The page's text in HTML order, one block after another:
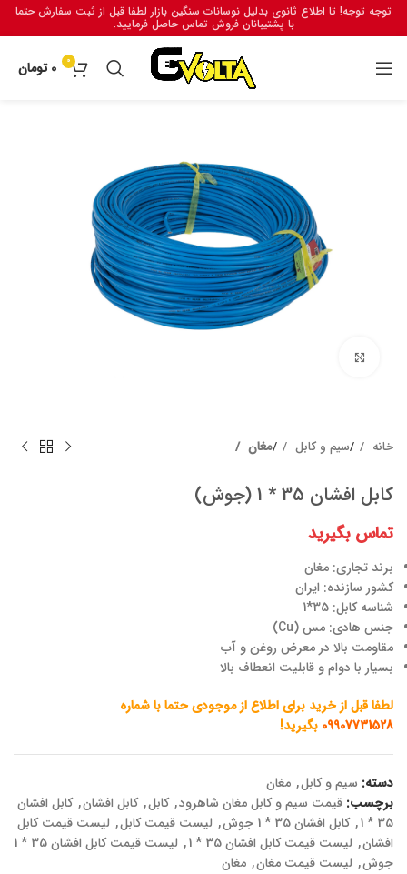
توجه توجه! تا اطلاع ثانوی بدلیل نوسانات سنگین بازار لطفا قبل از ثبت سفارش حتما
با پشتیبانان فروش تماس حاصل فرمایید.
0
0 تومان
خانه سیم و کابل مغان
کابل افشان 35 * 1 (جوش)
تماس بگیرید
برند تجاری: مغان
کشور سازنده: ایران
شناسه کابل: 35*1
جنس هادی: مس (Cu)
مقاومت بالا در معرض روغن و آب
بسیار با دوام و قابلیت انعطاف بالا
لطفا قبل از خرید برای اطلاع از موجودی حتما با شماره
09907731528 بگیرید!
دسته: سیم و کابل, مغان
برچسب: قیمت سیم و کابل مغان شاهرود, کابل, کابل افشان, کابل افشان
35 * 1
, کابل افشان 35 * 1 جوش , لیست قیمت کابل, لیست قیمت کابل
افشان, لیست قیمت کابل افشان 35 * 1 ,
لیست قیمت کابل افشان 35 * 1
جوش, لیست قیمت مغان, مغان